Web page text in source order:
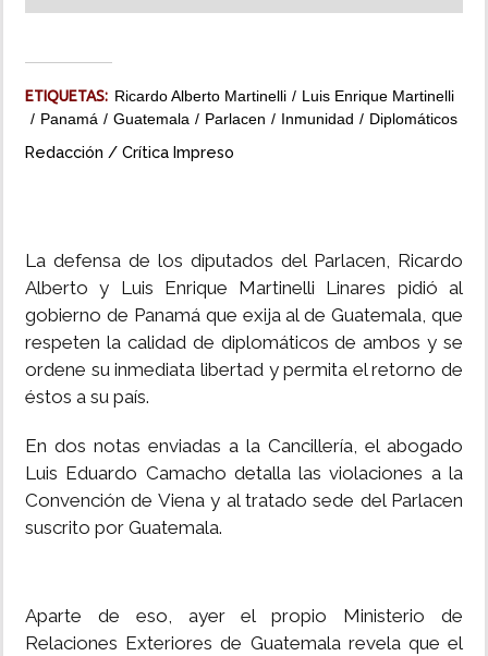
IMPRESO
ETIQUETAS: Ricardo Alberto Martinelli
Luis Enrique Martinelli
Panamá
Guatemala Parlacen Inmunidad Diplomáticos
Redacción / Crítica Impreso
La defensa de los diputados del Parlacen, Ricardo
Alberto y Luis Enrique Martinelli Linares pidió al
gobierno de Panamá que exija al de Guatemala, que
respeten la calidad de diplomáticos de ambos y se
ordene su inmediata libertad y permita el retorno de
éstos a su país.
En dos notas enviadas a la Cancillería, el abogado
Luis Eduardo Camacho detalla las violaciones a la
Convención de Viena y al tratado sede del Parlacen
suscrito por Guatemala.
Aparte de eso, ayer el propio Ministerio de
Relaciones Exteriores de Guatemala revela que el